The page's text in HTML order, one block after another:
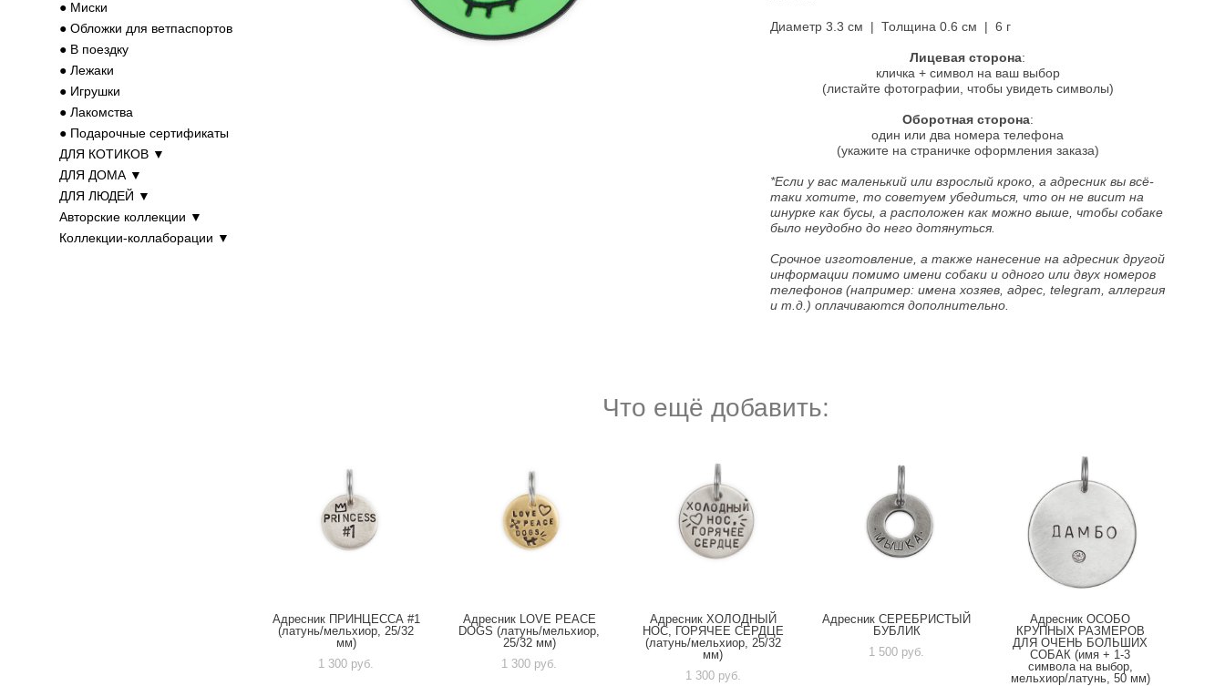
● Миски
● Обложки для ветпаспортов
● В поездку
● Лежаки
● Игрушки
● Лакомства
● Подарочные сертификаты
ДЛЯ КОТИКОВ ▼
ДЛЯ ДОМА ▼
ДЛЯ ЛЮДЕЙ ▼
Авторские коллекции ▼
Коллекции-коллаборации ▼
Диаметр 3.3 см | Толщина 0.6 см | 6 г
Лицевая сторона:
кличка + символ на ваш выбор
(листайте фотографии, чтобы увидеть символы)
Оборотная сторона:
один или два номера телефона
(укажите на страничке оформления заказа)
*Если у вас маленький или взрослый кроко, а адресник вы всё-
таки хотите, то советуем убедиться, что он не висит на
шнурке как бусы, а расположен как можно выше, чтобы собаке
было неудобно до него дотянуться.
Срочное изготовление, а также нанесение на адресник другой
информации помимо имени собаки и одного или двух номеров
телефонов (например: имена хозяев, адрес, telegram, аллергия
и т.д.) оплачиваются дополнительно.
Что ещё добавить:
Адресник ПРИНЦЕССА #1
(латунь/мельхиор, 25/32
мм)
1 300 pуб.
Адресник LOVE PEACE
DOGS (латунь/мельхиор,
25/32 мм)
1 300 pуб.
Адресник ХОЛОДНЫЙ
НОС, ГОРЯЧЕЕ СЕРДЦЕ
(латунь/мельхиор, 25/32
мм)
1 300 pуб.
Адресник СЕРЕБРИСТЫЙ
БУБЛИК
1 500 pуб.
Адресник ОСОБО
КРУПНЫХ РАЗМЕРОВ
ДЛЯ ОЧЕНЬ БОЛЬШИХ
СОБАК (имя + 1-3
символа на выбор,
мельхиор/латунь, 50 мм)